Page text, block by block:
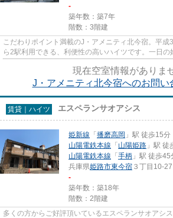
-
築年数：築7年
階数：3階建
こだわりポイント満載のJ・アメニティ北今宿。平
ら2駅利用できる、利便性の高いハイツです。一日の
る陽当たりの良い物件です。で...
現在空室情報がありま
J・アメニティ北今宿へのお問い
賃貸｜ハイツ エスペランサオアシス
姫新線 「播磨高岡 」駅 徒歩15分
山陽電鉄本線 「山陽姫路 」駅 徒
山陽電鉄本線 「手柄 」駅 徒歩45
兵庫県姫路市東今宿 ３丁目10-27
-
築年数：築18年
階数：2階建
多くの方からご好評頂いているエスペランサオアシ